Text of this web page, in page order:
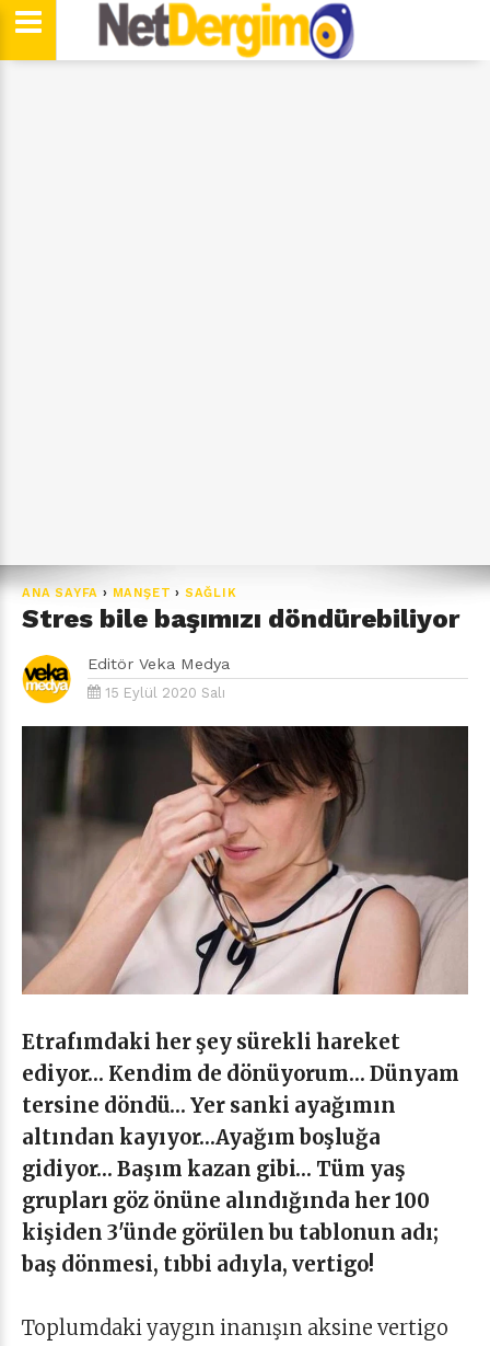
ANA SAYFA › MANŞET › SAĞLIK
Stres bile başımızı döndürebiliyor
Editör Veka Medya
15 Eylül 2020 Salı
Etrafımdaki her şey sürekli hareket
ediyor… Kendim de dönüyorum… Dünyam
tersine döndü… Yer sanki ayağımın
altından kayıyor…Ayağım boşluğa
gidiyor… Başım kazan gibi… Tüm yaş
grupları göz önüne alındığında her 100
kişiden 3'ünde görülen bu tablonun adı;
baş dönmesi, tıbbi adıyla, vertigo!
Toplumdaki yaygın inanışın aksine vertigo